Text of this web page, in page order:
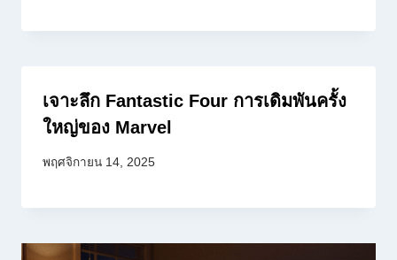
เจาะลึก Fantastic Four การเดิมพันครั้ง
ใหญ่ของ Marvel
พฤศจิกายน 14, 2025